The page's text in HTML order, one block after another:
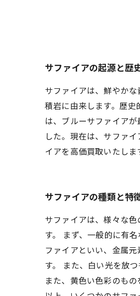
サファイアの起源と歴
サファイアは、鮮やか
積岩に由来します。歴
は、ブルーサファイア
した。現在は、サファ
イアを高価買取いたし
サファイアの種類と特
サファイアは、様々な
す。 まず、一般的に有
ファイアといい、金属
す。 また、白い光を放
また、黄色い色彩のも